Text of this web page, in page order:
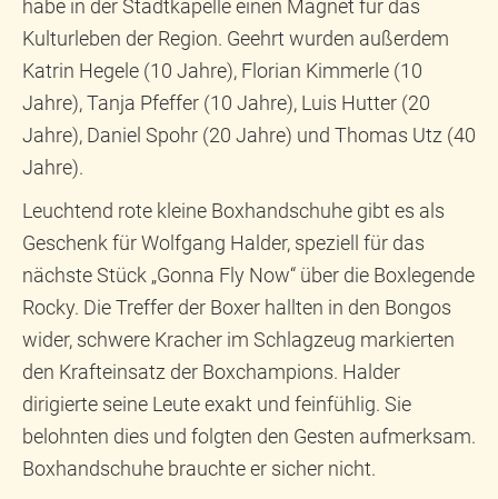
habe in der Stadtkapelle einen Magnet für das
Kulturleben der Region. Geehrt wurden außerdem
Katrin Hegele (10 Jahre), Florian Kimmerle (10
Jahre), Tanja Pfeffer (10 Jahre), Luis Hutter (20
Jahre), Daniel Spohr (20 Jahre) und Thomas Utz (40
Jahre).
Leuchtend rote kleine Boxhandschuhe gibt es als
Geschenk für Wolfgang Halder, speziell für das
nächste Stück „Gonna Fly Now“ über die Boxlegende
Rocky. Die Treffer der Boxer hallten in den Bongos
wider, schwere Kracher im Schlagzeug markierten
den Krafteinsatz der Boxchampions. Halder
dirigierte seine Leute exakt und feinfühlig. Sie
belohnten dies und folgten den Gesten aufmerksam.
Boxhandschuhe brauchte er sicher nicht.